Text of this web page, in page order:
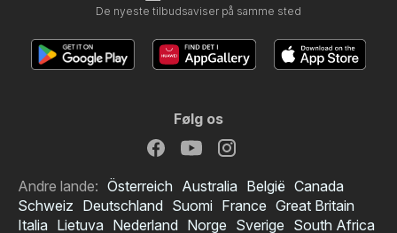
De nyeste tilbudsaviser på samme sted
Følg os
Andre lande: Österreich Australia België Canada
Schweiz Deutschland Suomi France Great Britain
Italia Lietuva Nederland Norge Sverige South Africa